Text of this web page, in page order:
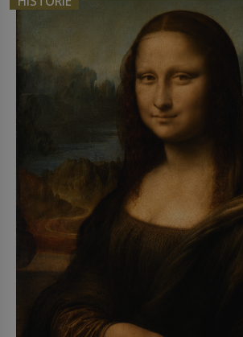
Rudolf Höss (1901–1947), Josef
1979) či Heinrich Himmler
o koho se historie jen otřela. Jenže